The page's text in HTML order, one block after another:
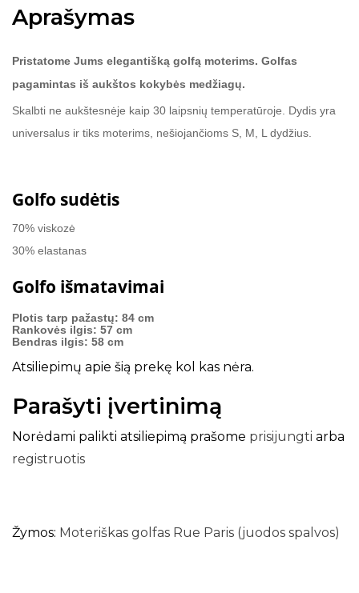
Aprašymas
Pristatome Jums elegantišką golfą moterims. Golfas
pagamintas iš aukštos kokybės medžiagų.
Skalbti ne aukštesnėje kaip 30 laipsnių temperatūroje. Dydis yra
universalus ir tiks moterims, nešiojančioms S, M, L dydžius.
Golfo sudėtis
70% viskozė
30% elastanas
Golfo išmatavimai
Plotis tarp pažastų: 84 cm
Rankovės ilgis: 57 cm
Bendras ilgis: 58 cm
Atsiliepimų apie šią prekę kol kas nėra.
Parašyti įvertinimą
Norėdami palikti atsiliepimą prašome prisijungti arba
registruotis
Žymos: Moteriškas golfas Rue Paris (juodos spalvos)